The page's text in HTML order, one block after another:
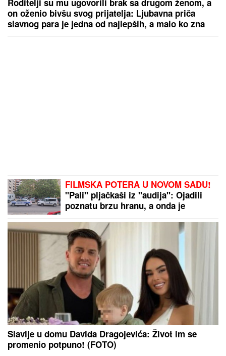
Roditelji su mu ugovorili brak sa drugom ženom, a
on oženio bivšu svog prijatelja: Ljubavna priča
slavnog para je jedna od najlepših, a malo ko zna
FILMSKA POTERA U NOVOM SADU!
"Pali" pljačkaši iz "audija": Ojadili
poznatu brzu hranu, a onda je
(FOTO)
Slavlje u domu Davida Dragojevića: Život im se
promenio potpuno! (FOTO)